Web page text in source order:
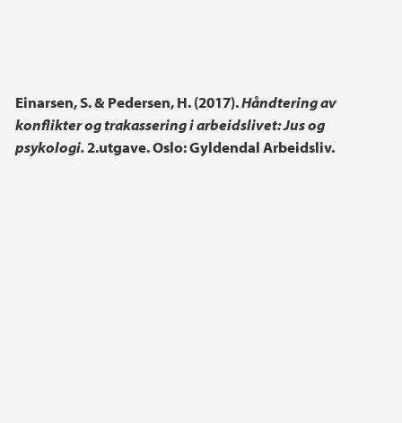
Einarsen, S. & Pedersen, H. (2017).Håndtering av
konflikter og trakassering i arbeidslivet: Jus og
psykologi.2.utgave. Oslo: Gyldendal Arbeidsliv.